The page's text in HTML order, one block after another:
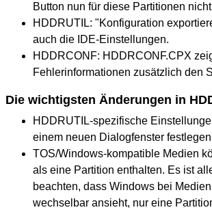
Button nun für diese Partitionen
HDDRUTIL: "Konfiguration
auch die IDE-Einstellungen.
HDDRCONF: HDDRCONF.CPX
Fehlerinformationen zusätzlich den
Die wichtigsten Änderungen in
HDDRUTIL-spezifische
einem neuen Dialogfenster
TOS/Windows-kompatible Medien
als eine Partition enthalten. Es ist
beachten, dass Windows bei
wechselbar ansieht, nur eine